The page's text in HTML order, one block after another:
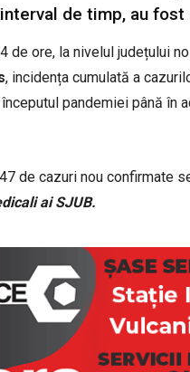
de timp, au
de ore, la nivelul județului
, incidența cumulată a
pandemiei până în
de cazuri nou confirmate
ai SJUB.